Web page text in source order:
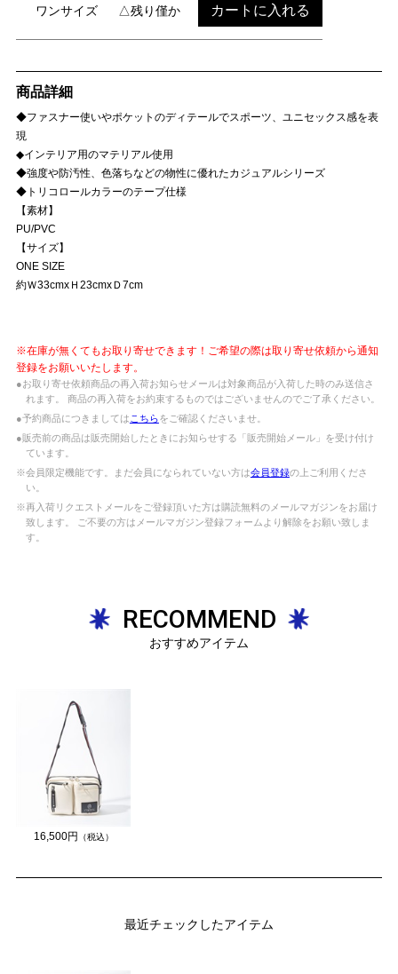
ワンサイズ △残り僅か カートに入れる
商品詳細
◆ファスナー使いやポケットのディテールでスポーツ、ユニセックス感を表
現
◆インテリア用のマテリアル使用
◆強度や防汚性、色落ちなどの物性に優れたカジュアルシリーズ
◆トリコロールカラーのテープ仕様
【素材】
PU/PVC
【サイズ】
ONE SIZE
約Ｗ33cmxＨ23cmxＤ7cm
※在庫が無くてもお取り寄せできます！ご希望の際は取り寄せ依頼から通知
登録をお願いいたします。
●お取り寄せ依頼商品の再入荷お知らせメールは対象商品が入荷した時のみ送信さ
れます。 商品の再入荷をお約束するものではございませんのでご了承ください。
●予約商品につきましては こちらをご確認くださいませ。
●販売前の商品は販売開始したときにお知らせする「販売開始メール」を受け付け
ています。
※会員限定機能です。まだ会員になられていない方は会員登録の上ご利用くださ
い。
※再入荷リクエストメールをご登録頂いた方は購読無料のメールマガジンをお届け
致します。 ご不要の方はメールマガジン登録フォームより解除をお願い致しま
す。
RECOMMEND
おすすめアイテム
16,500円 （税込）
最近チェックしたアイテム